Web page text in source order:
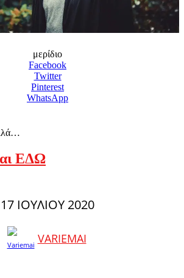
μερίδιο
Facebook
Twitter
Pinterest
WhatsApp
ΕΔΩ
17 ΙΟΥΛΊΟΥ 2020
VARIEMAI